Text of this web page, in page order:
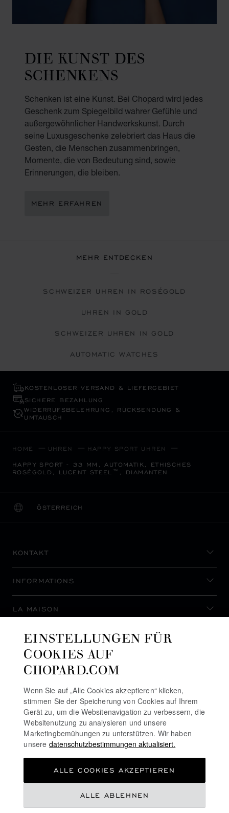
DIE KUNST DES
SCHENKENS
Schenken ist eine Kunst. Bei Chopard wird jedes
Geschenk zum Spiegelbild wahrer Gefühle und
außergewöhnlicher Handwerkskunst. Durch
seine Luxusgeschenke zelebriert das Haus die
Gesten, die Menschen zusammenbringen,
Momente, die von Bedeutung sind, sowie
Erinnerungen, die bleiben.
MEHR ERFAHREN
MEHR ENTDECKEN
SCHWEIZER UHREN IN ROSÉGOLD
UHREN IN GOLD
SCHWEIZER UHREN IN GOLD
AUTOMATIC WATCHES
KOSTENLOSER VERSAND & LIEFERGEBIET
SICHERE BEZAHLUNG
WIDERRUFS­BELEHRUNG, RÜCKSENDUNG &
UMTAUSCH
HOME UHREN HAPPY SPORT UHREN
HAPPY SPORT - 33 MM, AUTOMATIK, ETHISCHES
ROSÉGOLD, LUCENT STEEL™, DIAMANTEN
ÖSTERREICH
LOKALISIERUNG (LAND ÄNDERN)
LAND ÄNDERN
KONTAKT
INFORMATIONS
LA MAISON
AUF DEM LAUFENDEN BLEIBEN
NEWSLETTER ABONNIEREN
COOKIE-RICHTLINIE
EINSTELLUNGEN FÜR
COOKIES AUF
CHOPARD.COM
Wenn Sie auf „Alle Cookies akzeptieren“ klicken,
stimmen Sie der Speicherung von Cookies auf Ihrem
Gerät zu, um die Websitenavigation zu verbessern, die
Websitenutzung zu analysieren und unsere
Marketingbemühungen zu unterstützen. Wir haben
unsere datenschutzbestimmungen aktualisiert.
ALLE ABLEHNEN
ALLE COOKIES AKZEPTIEREN